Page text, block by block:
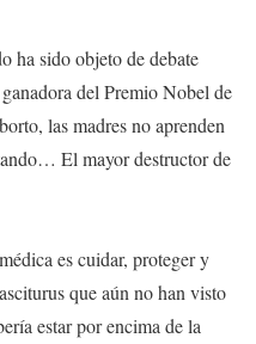
ha sido objeto de debate
del Premio Nobel de
las madres no aprenden
El mayor destructor de
es cuidar, proteger y
que aún no han visto
estar por encima de la